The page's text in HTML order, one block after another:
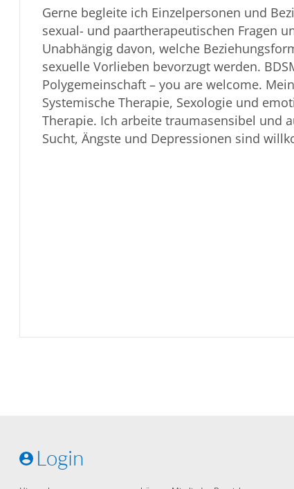
Gerne begleite ich Einzelpersonen und
sexual- und paartherapeutischen Fragen
Unabhängig davon, welche
sexuelle Vorlieben bevorzugt werden.
Polygemeinschaft – you are welcome.
Systemische Therapie, Sexologie und
Therapie. Ich arbeite traumasensibel und
Sucht, Ängste und Depressionen sind
Login